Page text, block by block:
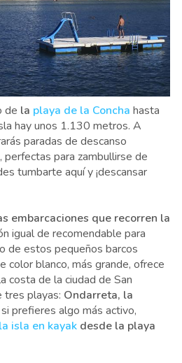
de la playa de la Concha hasta
hay unos 1.130 metros. A
paradas de descanso
para zambullirse de
tumbarte aquí y ¡descansar
embarcaciones que recorren la
igual de recomendable para
de estos pequeños barcos
color blanco, más grande, ofrece
costa de la ciudad de San
tres playas: Ondarreta, la
prefieres algo más activo,
isla en kayak desde la playa